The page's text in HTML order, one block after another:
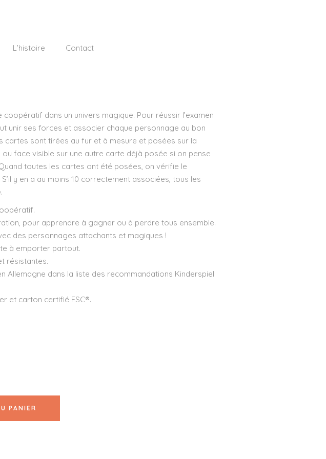
L’histoire Contact
coopératif dans un univers magique. Pour réussir l’examen
unir ses forces et associer chaque personnage au bon
cartes sont tirées au fur et à mesure et posées sur la
face visible sur une autre carte déjà posée si on pense
toutes les cartes ont été posées, on vérifie le
y en a au moins 10 correctement associées, tous les
pour apprendre à gagner ou à perdre tous ensemble.
des personnages attachants et magiques !
à emporter partout.
résistantes.
Allemagne dans la liste des recommandations Kinderspiel
et carton certifié FSC®.
PANIER